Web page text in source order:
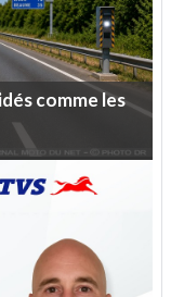
commeles